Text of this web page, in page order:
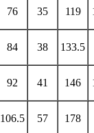
76 35 119
84 38 133.5
92 41 146
106.5 57 178